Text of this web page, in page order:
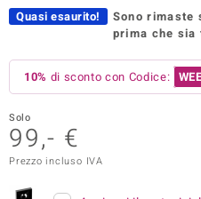
del Boss
Collection
Quasi esaurito! Sono rimaste
prima che
10% di sconto con Codice:
Solo
99,- €
Prezzo incluso IVA